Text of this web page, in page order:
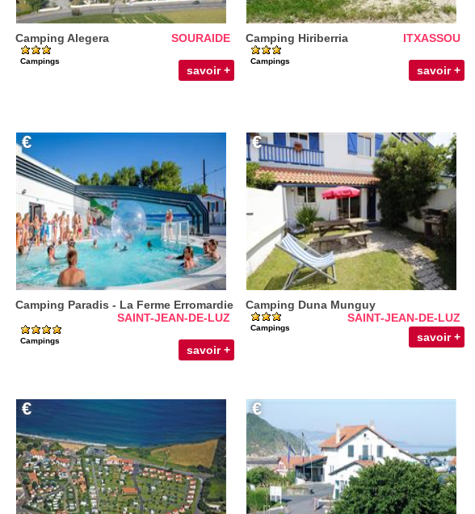
Camping Alegera SOURAIDE
Campings
savoir +
Camping Hiriberria ITXASSOU
Campings
savoir +
€
Camping Paradis - La Ferme Erromardie
SAINT-JEAN-DE-LUZ
Campings
savoir +
€
Camping Duna Munguy
SAINT-JEAN-DE-LUZ
Campings
savoir +
€ €